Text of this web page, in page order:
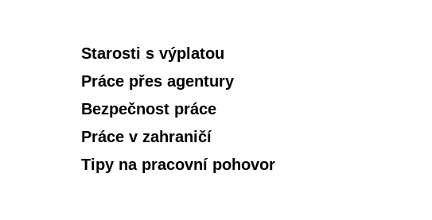
Starosti s výplatou
Práce přes agentury
Bezpečnost práce
Práce v zahraničí
Tipy na pracovní pohovor